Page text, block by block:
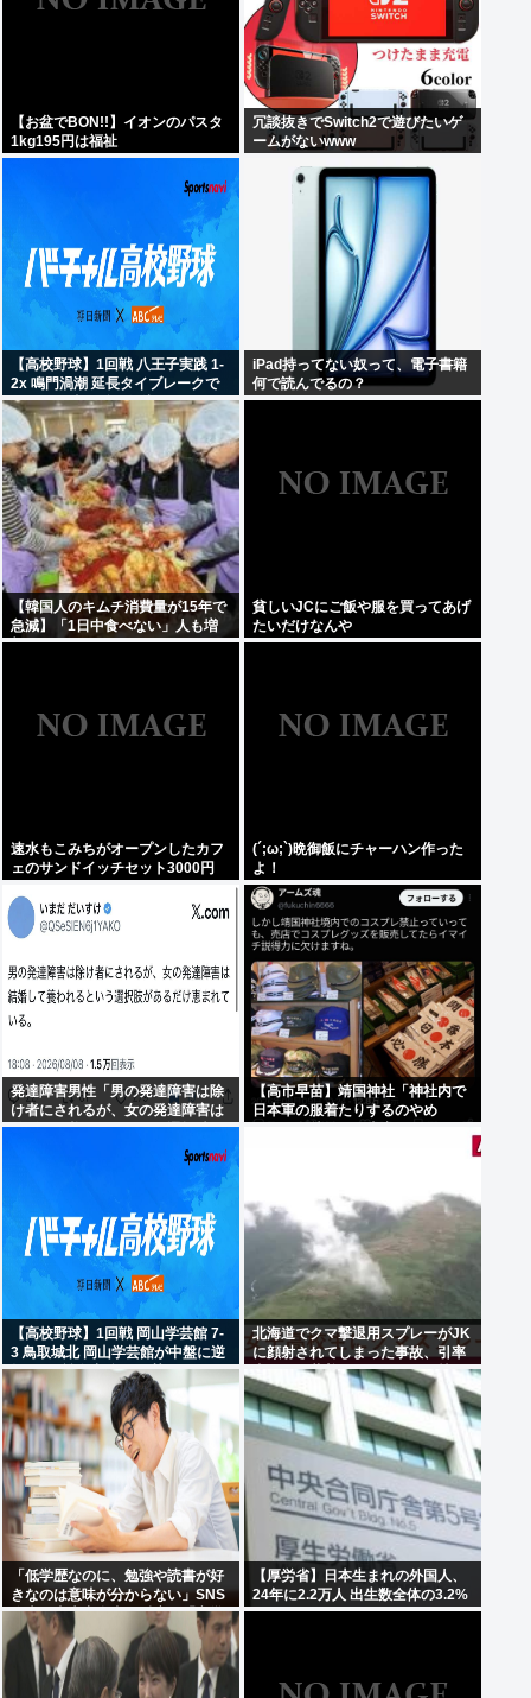
【お盆でBON!!】イオンのパスタ
1kg195円は福祉
冗談抜きでSwitch2で遊びたいゲ
ームがないwww
【高校野球】1回戦 八王子実践 1-
2x 鳴門渦潮 延長タイブレークで
サヨナラ勝ち 鳴門渦潮として甲子
園1勝
iPad持ってない奴って、電子書籍
何で読んでるの？
【韓国人のキムチ消費量が15年で
急減】「1日中食べない」人も増
加
貧しいJCにご飯や服を買ってあげ
たいだけなんや
速水もこみちがオープンしたカフ
ェのサンドイッチセット3000円
(´;ω;`)晩御飯にチャーハン作った
よ！
発達障害男性「男の発達障害は除
け者にされるが、女の発達障害は
結婚して養われるという選択肢が
【高市早苗】靖国神社「神社内で
日本軍の服着たりするのやめ
【高校野球】1回戦 岡山学芸館 7-
3 鳥取城北 岡山学芸館が中盤に逆
転し2回戦進出 鳥取県勢、夏の甲
子園11連敗
北海道でクマ撃退用スプレーがJK
に顔射されてしまった事故、引率
者が腰に装着していたものが枝に
引っかかり誤噴射と判明
「低学歴なのに、勉強や読書が好
きなのは意味が分からない」SNS
炎上に東大出身者が反応。「高学
歴=地頭もいい」という認識が間
違っているワケ
【厚労省】日本生まれの外国人、
24年に2.2万人 出生数全体の3.2%